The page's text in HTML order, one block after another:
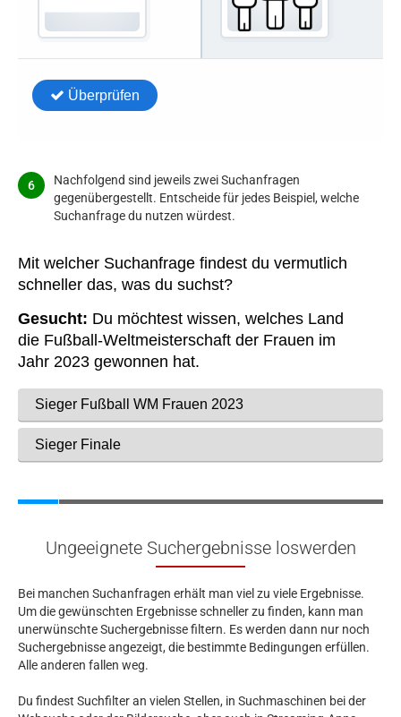
Nachfolgend sind jeweils zwei Suchanfragen
gegenübergestellt. Entscheide für jedes Beispiel, welche
Suchanfrage du nutzen würdest.
Ungeeignete Suchergebnisse loswerden
Bei manchen Suchanfragen erhält man viel zu viele Ergebnisse.
Um die gewünschten Ergebnisse schneller zu finden, kann man
unerwünschte Suchergebnisse filtern. Es werden dann nur noch
Suchergebnisse angezeigt, die bestimmte Bedingungen erfüllen.
Alle anderen fallen weg.
Du findest Suchfilter an vielen Stellen, in Suchmaschinen bei der